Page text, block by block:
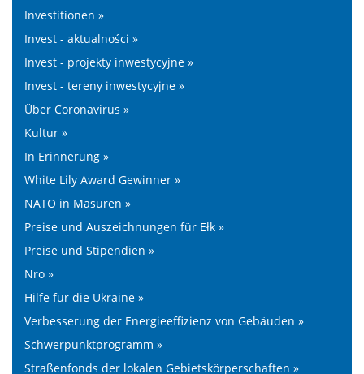
Investitionen »
Invest - aktualności »
Invest - projekty inwestycyjne »
Invest - tereny inwestycyjne »
Über Coronavirus »
Kultur »
In Erinnerung »
White Lily Award Gewinner »
NATO in Masuren »
Preise und Auszeichnungen für Ełk »
Preise und Stipendien »
Nro »
Hilfe für die Ukraine »
Verbesserung der Energieeffizienz von Gebäuden »
Schwerpunktprogramm »
Straßenfonds der lokalen Gebietskörperschaften »